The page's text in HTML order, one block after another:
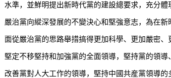
水準，並鮮明提出新時代黨的建設總要求，充分
嚴治黨向縱深發展的不變決心和堅強意志，為在
面從嚴治黨的思路舉措搞得更加科學、更加嚴密
堅定不移堅持和加強黨的全面領導，堅持黨的領
改善黨對人大工作的領導，堅持中國共産黨領導的